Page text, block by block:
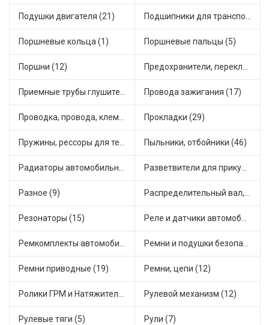
Подушки двигателя (21) Подшипники для транспорта (36)
Поршневые кольца (1) Поршневые пальцы (5)
Поршни (12) Предохранители, переключатели, кнопки автомобильные (64)
Приемные трубы глушителя (7) Провода зажигания (17)
Проводка, провода, клеммы и разъемы (23) Прокладки (29)
Пружины, рессоры для техники (9) Пыльники, отбойники (46)
Радиаторы автомобильные (13) Разветвители для прикуривателя (5)
Разное (9) Распределительный вал, шестерни распределительного (5)
Резонаторы (15) Реле и датчики автомобильные (127)
Ремкомплекты автомобильные (67) Ремни и подушки безопасности (6)
Ремни приводные (19) Ремни, цепи (12)
Ролики ГРМ и Натяжители (16) Рулевой механизм (12)
Рулевые тяги (5) Рули (7)